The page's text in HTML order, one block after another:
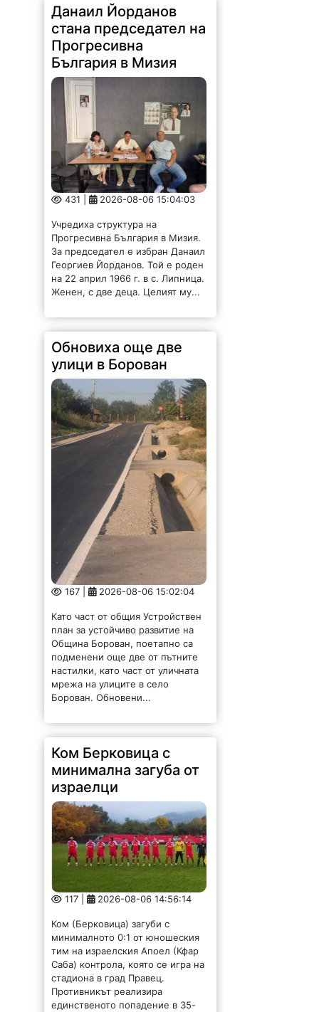
Данаил Йорданов
стана председател на
Прогресивна
България в Мизия
431 | 2026-08-06 15:04:03
Учредиха структура на
Прогресивна България в Мизия.
За председател е избран Данаил
Георгиев Йорданов. Той е роден
на 22 април 1966 г. в с. Липница.
Женен, с две деца. Целият му...
Обновиха още две
улици в Борован
167 | 2026-08-06 15:02:04
Като част от общия Устройствен
план за устойчиво развитие на
Община Борован, поетапно са
подменени още две от пътните
настилки, като част от уличната
мрежа на улиците в село
Борован. Обновени...
Ком Берковица с
минимална загуба от
израелци
117 | 2026-08-06 14:56:14
Ком (Берковица) загуби с
минималното 0:1 от юношеския
тим на израелския Апоел (Кфар
Саба) контрола, която се игра на
стадиона в град Правец.
Противникът реализира
единственото попадение в 35-